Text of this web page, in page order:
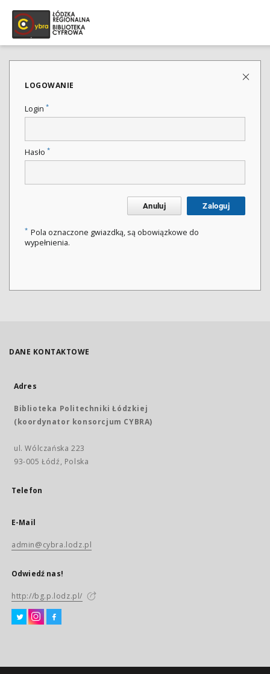
LOGOWANIE
Login *
Hasło *
Anuluj Zaloguj
* Pola oznaczone gwiazdką, są obowiązkowe do
wypełnienia.
DANE KONTAKTOWE
Adres
Biblioteka Politechniki Łódzkiej
(koordynator konsorcjum CYBRA)
ul. Wólczańska 223
93-005 Łódź, Polska
Telefon
E-Mail
admin@cybra.lodz.pl
Odwiedź nas!
http://bg.p.lodz.pl/